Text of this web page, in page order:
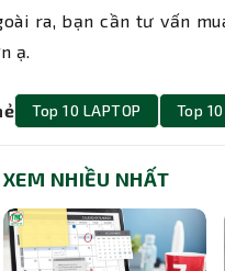
ra, bạn cần tư vấn
ạ.
Top 10 LAPTOP Top
XEM NHIỀU NHẤT